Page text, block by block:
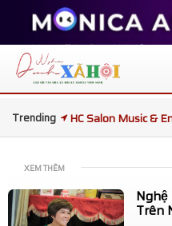
Trending
HC Salon Music &
Thái Lan
XEM THÊM
Trên